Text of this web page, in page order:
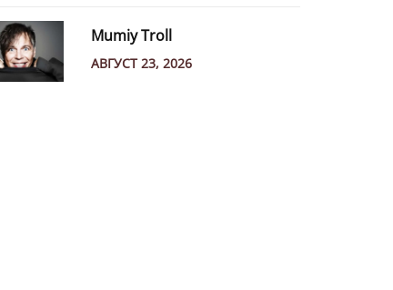
Mumiy Troll
АВГУСТ 23, 2026